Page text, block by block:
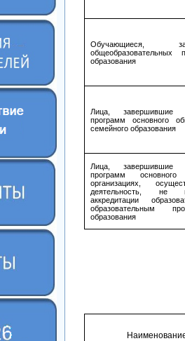
Обучающиеся,
общеобразовательных
образования
Лица, завершившие
программ основного
семейного образования
Лица, завершившие
программ
организациях,
деятельность, не
аккредитации
образовательным
образования